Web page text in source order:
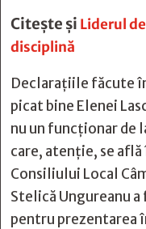
Citește și Liderul
disciplină
Declarațiile făcute
picat bine Elenei
nu un funcționar de
care, atenție, se
Consiliului Local
Stelică Ungureanu
pentru prezentarea